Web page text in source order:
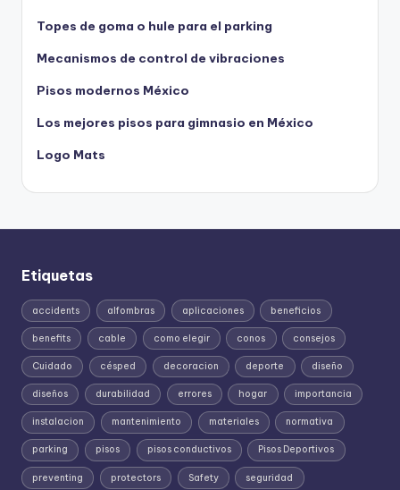
Topes de goma o hule para el parking
Mecanismos de control de vibraciones
Pisos modernos México
Los mejores pisos para gimnasio en México
Logo Mats
Etiquetas
accidents alfombras aplicaciones beneficios
benefits cable como elegir conos consejos
Cuidado césped decoracion deporte diseño
diseños durabilidad errores hogar importancia
instalacion mantenimiento materiales normativa
parking pisos pisos conductivos Pisos Deportivos
preventing protectors Safety seguridad